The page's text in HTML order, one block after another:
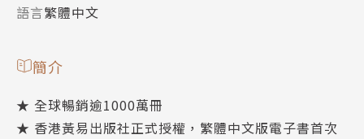
語言繁體中文
簡介
★ 全球暢銷逾1000萬冊
★ 香港黃易出版社正式授權，繁體中文版電子書首次